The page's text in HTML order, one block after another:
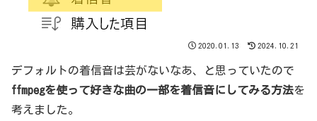
2020.01.13 2024.10.21
デフォルトの着信音は芸がないなあ、と思っていたので
ffmpegを使って好きな曲の一部を着信音にしてみる方法を
考えました。